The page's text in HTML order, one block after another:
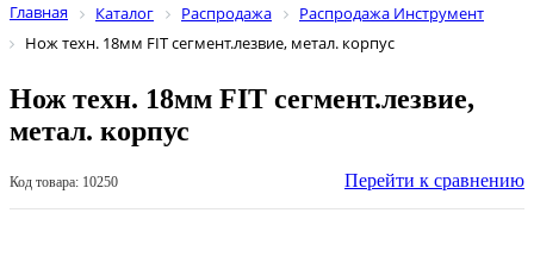
Главная Каталог Распродажа
Распродажа Инструмент
Нож техн. 18мм FIT сегмент.лезвие, метал. корпус
Нож техн. 18мм FIT сегмент.лезвие,
метал. корпус
Код товара: 10250 Перейти к сравнению